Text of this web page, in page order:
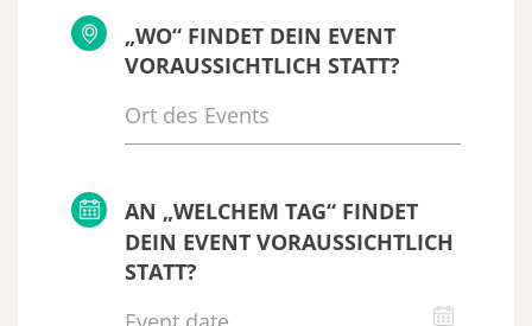
„WO“ FINDET DEIN EVENT
VORAUSSICHTLICH STATT?
AN „WELCHEM TAG“ FINDET
DEIN EVENT VORAUSSICHTLICH
STATT?